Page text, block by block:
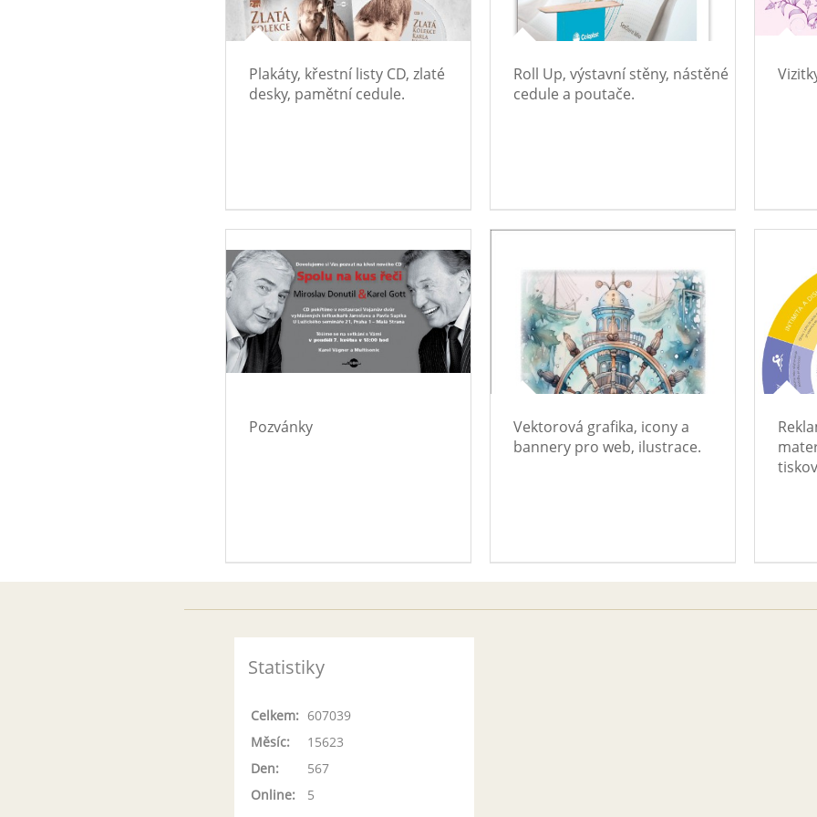
Plakáty, křestní listy CD, zlaté
desky, pamětní cedule.
Roll Up, výstavní stěny, nástěné
cedule a poutače.
Pozvánky
Vektorová grafika, icony a
bannery pro web, ilustrace.
Statistiky
Online: 5
Celkem: 607039
Měsíc:
15623
Den:
567